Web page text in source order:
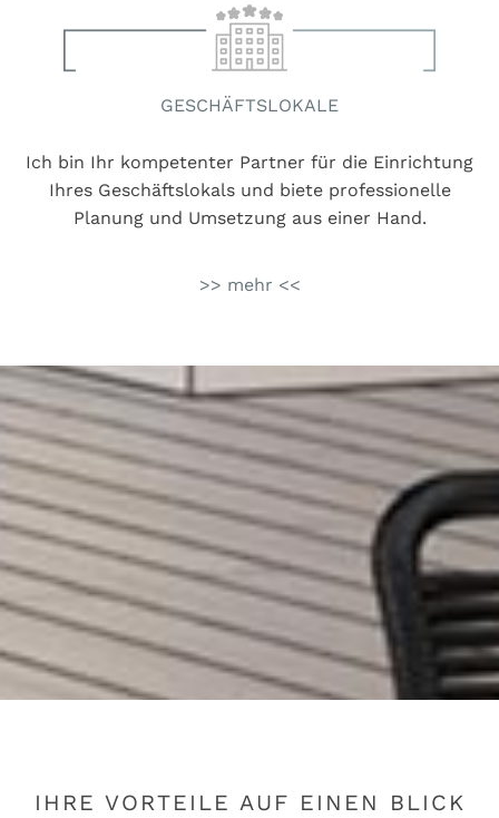
GESCHÄFTSLOKALE
Ich bin Ihr kompetenter Partner für die Einrichtung
Ihres Geschäftslokals und biete professionelle
Planung und Umsetzung aus einer Hand.
>> mehr <<
IHRE VORTEILE AUF EINEN BLICK